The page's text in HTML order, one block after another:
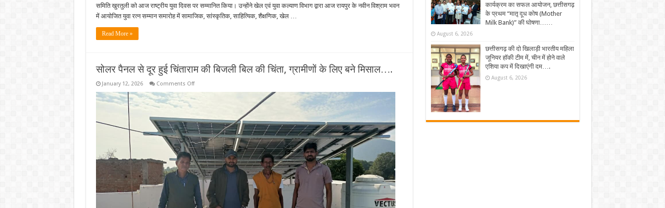
समिति खुरतुली को आज राष्ट्रीय युवा दिवस पर सम्मानित किया। उन्होंने खेल एवं युवा कल्याण विभाग द्वारा आज रायपुर के नवीन विश्राम भवन
में आयोजित युवा रत्न सम्मान समारोह में सामाजिक, सांस्कृतिक, साहित्यिक, शैक्षणिक, खेल …
Read More »
सोलर पैनल से दूर हुई चिंताराम की बिजली बिल की चिंता, ग्रामीणों के लिए बने मिसाल….
January 12, 2026 Comments Offon
दूर
चिंताराम
की
बिजली
बिल
की
चिंता,
ग्रामीणों
के
लिए
बने
मिसाल….
कार्यक्रम का सफल आयोजन, छत्तीसगढ़
के प्रथम “मातृ दूध कोष (Mother
Milk Bank)” की घोषणा……
August 6, 2026
छत्तीसगढ़ की दो खिलाड़ी भारतीय महिला
जूनियर हॉकी टीम में, चीन में होने वाले
एशिया कप में दिखाएंगी दम….
August 6, 2026